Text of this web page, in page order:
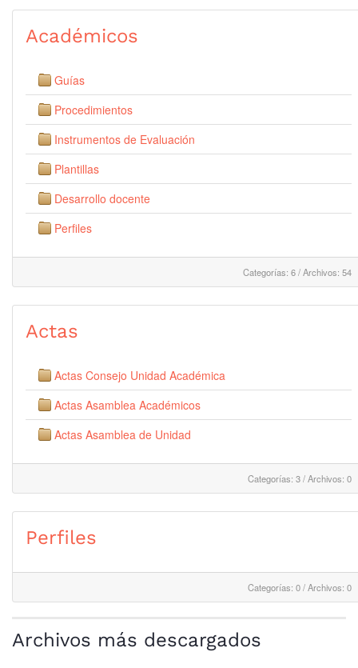
Académicos
Guías
Procedimientos
Instrumentos de Evaluación
Plantillas
Desarrollo docente
Perfiles
Categorías: 6/Archivos: 54
Actas
Actas Consejo Unidad Académica
Actas Asamblea Académicos
Actas Asamblea de Unidad
Categorías: 3/Archivos: 0
Perfiles
Categorías: 0/Archivos: 0
Archivos más descargados